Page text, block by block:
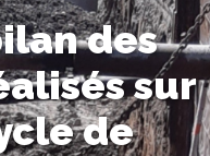
des
sur
de